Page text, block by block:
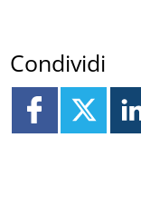
Condividi